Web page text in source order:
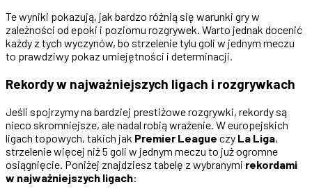
Te wyniki pokazują, jak bardzo różnią się warunki gry w
zależności od epoki i poziomu rozgrywek. Warto jednak docenić
każdy z tych wyczynów, bo strzelenie tylu goli w jednym meczu
to prawdziwy pokaz umiejętności i determinacji.
Rekordy w najważniejszych ligach i rozgrywkach
Jeśli spojrzymy na bardziej prestiżowe rozgrywki, rekordy są
nieco skromniejsze, ale nadal robią wrażenie. W europejskich
ligach topowych, takich jak Premier League czy La Liga,
strzelenie więcej niż 5 goli w jednym meczu to już ogromne
osiągnięcie. Poniżej znajdziesz tabelę z wybranymi rekordami
w najważniejszych ligach: